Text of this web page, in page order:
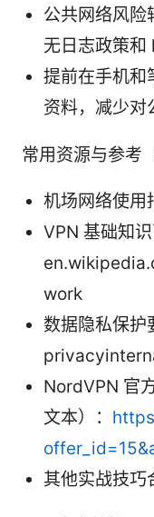
公共网络风险
无日志政策
提前在手机和
资料，减少对
常用资源与参考
机场网络使
VPN 基础知
work
数据隐私保护
NordVPN 官
文本）：
其他实战技